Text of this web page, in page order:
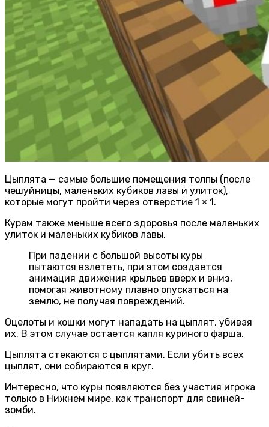
Цыплята — самые большие помещения толпы (после
чешуйницы, маленьких кубиков лавы и улиток),
которые могут пройти через отверстие 1 × 1.
Курам также меньше всего здоровья после маленьких
улиток и маленьких кубиков лавы.
При падении с большой высоты куры
пытаются взлететь, при этом создается
анимация движения крыльев вверх и вниз,
помогая животному плавно опускаться на
землю, не получая повреждений.
Оцелоты и кошки могут нападать на цыплят, убивая
их. В этом случае остается капля куриного фарша.
Цыплята стекаются с цыплятами. Если убить всех
цыплят, они собираются в круг.
Интересно, что куры появляются без участия игрока
только в Нижнем мире, как транспорт для свиней-
зомби.